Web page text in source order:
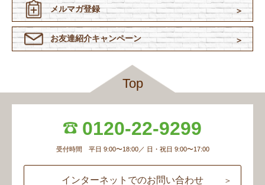
メルマガ登録
お友達紹介キャンペーン
Top
0120-22-9299
受付時間 平日 9:00〜18:00／ 日・祝日 9:00〜17:00
インターネットでのお問い合わせ